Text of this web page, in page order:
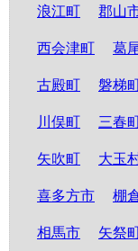
浪江町 郡山
西会津町 葛
古殿町 磐梯
川俣町 三春
矢吹町 大玉
喜多方市 棚
相馬市 矢祭